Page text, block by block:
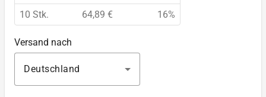
10 Stk.
64,89 € 16%
Versand nach
Deutschland